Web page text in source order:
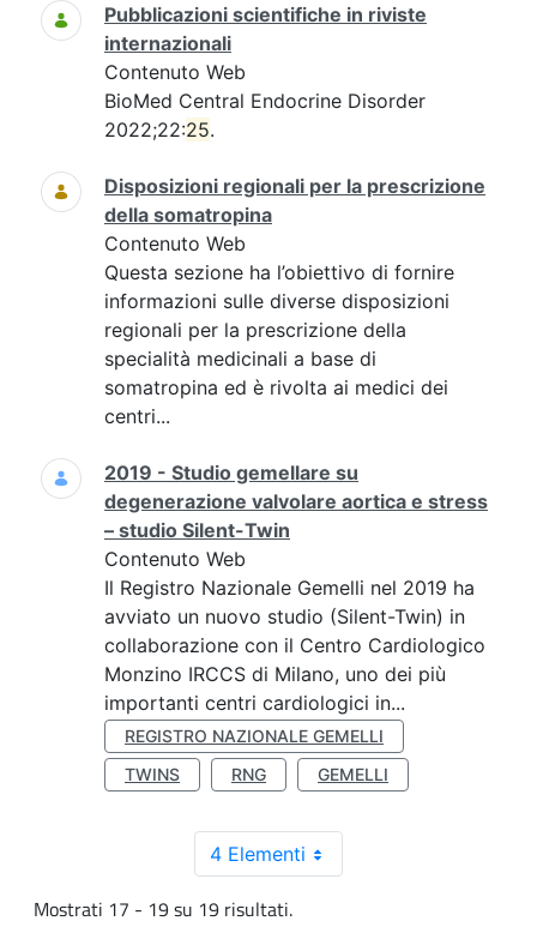
Pubblicazioni scientifiche in riviste
internazionali
Contenuto Web
BioMed Central Endocrine Disorder
2022;22:25.
Disposizioni regionali per la prescrizione
della somatropina
Contenuto Web
Questa sezione ha l’obiettivo di fornire
informazioni sulle diverse disposizioni
regionali per la prescrizione della
specialità medicinali a base di
somatropina ed è rivolta ai medici dei
centri...
2019 - Studio gemellare su
degenerazione valvolare aortica e stress
– studio Silent-Twin
Contenuto Web
Il Registro Nazionale Gemelli nel 2019 ha
avviato un nuovo studio (Silent-Twin) in
collaborazione con il Centro Cardiologico
Monzino IRCCS di Milano, uno dei più
importanti centri cardiologici in...
REGISTRO NAZIONALE GEMELLI
TWINS
RNG GEMELLI
4 Elementi
Mostrati 17 - 19 su 19 risultati.